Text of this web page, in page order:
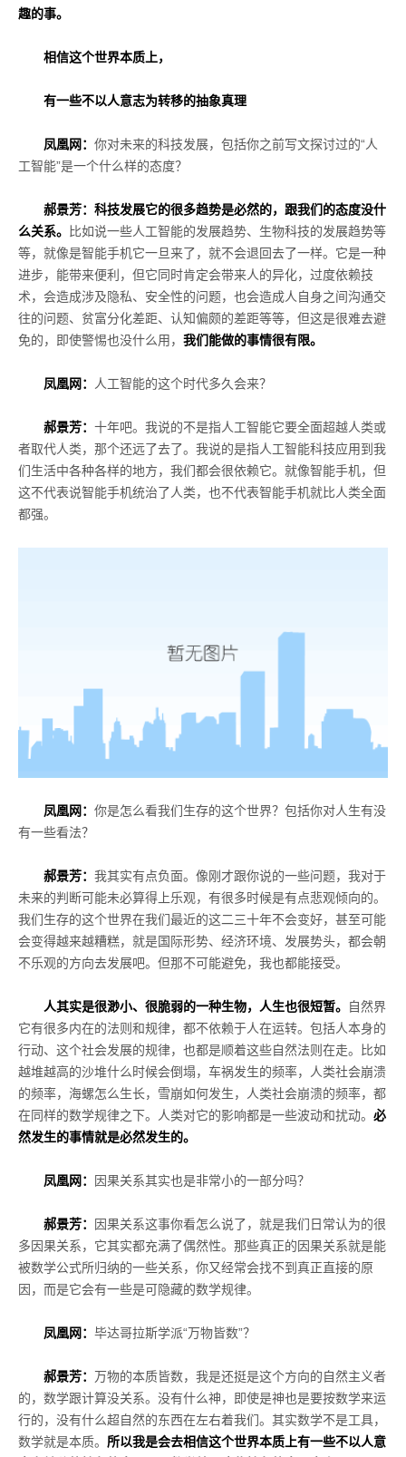
趣的事。
相信这个世界本质上，
有一些不以人意志为转移的抽象真理
凤凰网： 你对未来的科技发展，包括你之前写文探讨过的“人
工智能”是一个什么样的态度？
郝景芳：科技发展它的很多趋势是必然的，跟我们的态度没什
么关系。
比如说一些人工智能的发展趋势、生物科技的发展趋势等
等，就像是智能手机它一旦来了，就不会退回去了一样。它是一种
进步，能带来便利，但它同时肯定会带来人的异化，过度依赖技
术，会造成涉及隐私、安全性的问题，也会造成人自身之间沟通交
往的问题、贫富分化差距、认知偏颇的差距等等，但这是很难去避
免的，即使警惕也没什么用， 我们能做的事情很有限。
凤凰网： 人工智能的这个时代多久会来？
郝景芳： 十年吧。我说的不是指人工智能它要全面超越人类或
者取代人类，那个还远了去了。我说的是指人工智能科技应用到我
们生活中各种各样的地方，我们都会很依赖它。就像智能手机，但
这不代表说智能手机统治了人类，也不代表智能手机就比人类全面
都强。
凤凰网： 你是怎么看我们生存的这个世界？包括你对人生有没
有一些看法？
郝景芳： 我其实有点负面。像刚才跟你说的一些问题，我对于
未来的判断可能未必算得上乐观，有很多时候是有点悲观倾向的。
我们生存的这个世界在我们最近的这二三十年不会变好，甚至可能
会变得越来越糟糕，就是国际形势、经济环境、发展势头，都会朝
不乐观的方向去发展吧。但那不可能避免，我也都能接受。
人其实是很渺小、很脆弱的一种生物，人生也很短暂。
自然界
它有很多内在的法则和规律，都不依赖于人在运转。包括人本身的
行动、这个社会发展的规律，也都是顺着这些自然法则在走。比如
越堆越高的沙堆什么时候会倒塌，车祸发生的频率，人类社会崩溃
的频率，海螺怎么生长，雪崩如何发生，人类社会崩溃的频率，都
在同样的数学规律之下。人类对它的影响都是一些波动和扰动。 必
然发生的事情就是必然发生的。
凤凰网： 因果关系其实也是非常小的一部分吗？
郝景芳：
因果关系这事你看怎么说了，就是我们日常认为的很
多因果关系，它其实都充满了偶然性。那些真正的因果关系就是能
被数学公式所归纳的一些关系，你又经常会找不到真正直接的原
因，而是它会有一些是可隐藏的数学规律。
凤凰网： 毕达哥拉斯学派“万物皆数”？
郝景芳： 万物的本质皆数，我是还挺是这个方向的自然主义者
的，数学跟计算没关系。没有什么神，即使是神也是要按数学来运
行的，没有什么超自然的东西在左右着我们。其实数学不是工具，
数学就是本质。 所以我是会去相信这个世界本质上有一些不以人意